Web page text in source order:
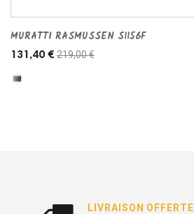
MURATTI RASMUSSEN S1156F
131,40 € 219,00 €
LIVRAISON OFFERTE